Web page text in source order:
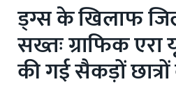
ड्ग्स के खिलाफ
सख्तः ग्राफिक एरा
की गई सैकड़ों